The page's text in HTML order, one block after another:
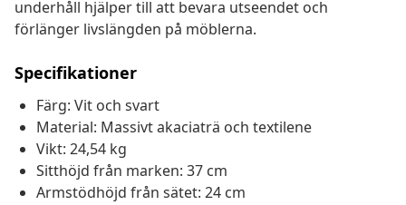
underhåll hjälper till att bevara utseendet och
förlänger livslängden på möblerna.
Specifikationer
Färg: Vit och svart
Material: Massivt akaciaträ och textilene
Vikt: 24,54 kg
Sitthöjd från marken: 37 cm
Armstödhöjd från sätet: 24 cm